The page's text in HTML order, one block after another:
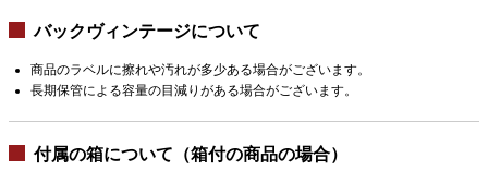
バックヴィンテージについて
商品のラベルに擦れや汚れが多少ある場合がございます。
長期保管による容量の目減りがある場合がございます。
付属の箱について（箱付の商品の場合）